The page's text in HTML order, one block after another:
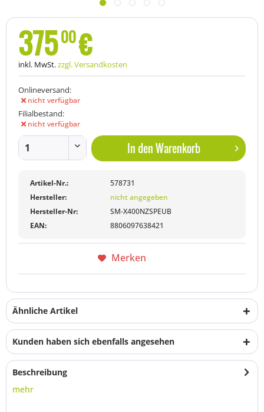
37500€
inkl. MwSt.zzgl. Versandkosten
Onlineversand:
nicht verfügbar
Filialbestand:
nicht verfügbar
In denWarenkorb
Artikel-Nr.:
578731
Hersteller:
nicht angegeben
Hersteller-Nr:
SM-X400NZSPEUB
EAN:
8806097638421
Merken
Ähnliche Artikel
Kunden haben sich ebenfalls angesehen
Beschreibung
mehr